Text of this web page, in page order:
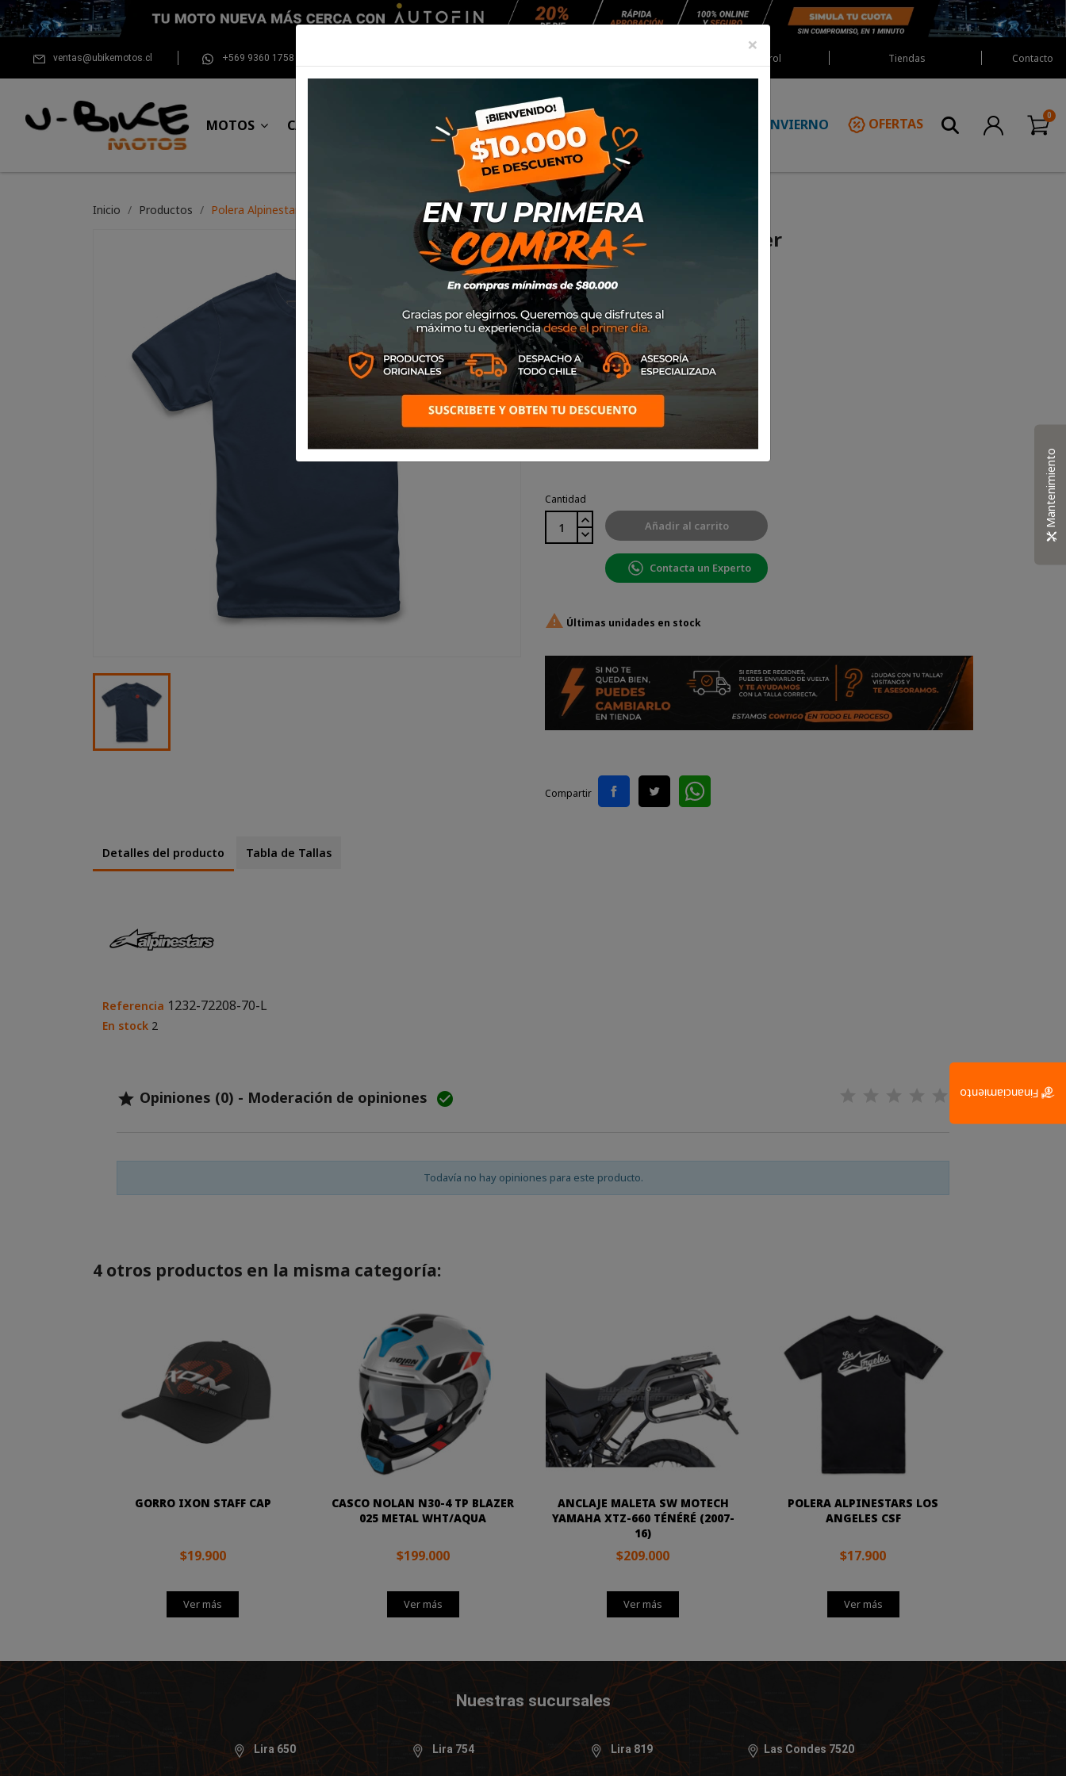
ventas@ubikemotos.cl +569 9360 1758 Red Castrol Tiendas Contacto
MOTOS CASCOS EQUIPAMIENTO NEUMÁTICOS MANTENCIÓN INVIERNO OFERTAS
Inicio Productos Polera Alpinestars Faster
Polera Alpinestars Faster
SKU1232-72208
$26.900
Talla: L
Color: Azul Marino
NegroAzul Rojo
Cantidad
Añadir al carrito
Contacta un Experto
 Últimas unidades en stock
Compartir
Detalles del producto Tabla de Tallas
Referencia 1232-72208-70-L
En stock 2
 Opiniones (0) - Moderación de opiniones 
Todavía no hay opiniones para este producto.
4 otros productos en la misma categoría:
GORRO IXON STAFF CAP
$19.900
Ver más
CASCO NOLAN N30-4 TP BLAZER
025 METAL WHT/AQUA
$199.000
Ver más
ANCLAJE MALETA SW MOTECH
YAMAHA XTZ-660 TÉNÉRÉ (2007-
16)
$209.000
Ver más
POLERA ALPINESTARS LOS
ANGELES CSF
$17.900
Ver más
Nuestras sucursales
Lira 650 Lira 754 Lira 819 Las Condes 7520
×
Mantenimiento
Financiamiento